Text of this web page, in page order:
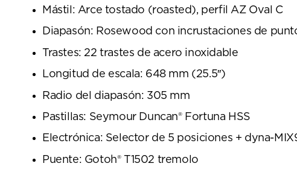
Mástil: Arce tostado (roasted), perfil AZ Oval C
Diapasón: Rosewood con incrustaciones de
Trastes: 22 trastes de acero inoxidable
Longitud de escala: 648 mm (25.5″)
Radio del diapasón: 305 mm
Pastillas: Seymour Duncan® Fortuna HSS
Electrónica: Selector de 5 posiciones + dyna-
Puente: Gotoh® T1502 tremolo